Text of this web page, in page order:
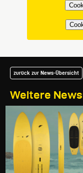
Weitere
zurück zur News-Übersicht